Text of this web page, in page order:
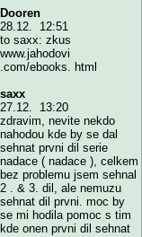
Dooren
28.12. 12:51
to saxx: zkus
www.jahodovi
.com/ebooks. html
saxx
27.12. 13:20
zdravim, nevite nekdo
nahodou kde by se dal
sehnat prvni dil serie
nadace ( nadace ), celkem
bez problemu jsem sehnal
2 . & 3. dil, ale nemuzu
sehnat dil prvni. moc by
se mi hodila pomoc s tim
kde onen prvni dil sehnat